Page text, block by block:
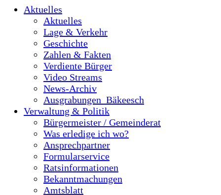
Aktuelles
Aktuelles
Lage & Verkehr
Geschichte
Zahlen & Fakten
Verdiente Bürger
Video Streams
News-Archiv
Ausgrabungen_Bäkeesch
Verwaltung & Politik
Bürgermeister / Gemeinderat
Was erledige ich wo?
Ansprechpartner
Formularservice
Ratsinformationen
Bekanntmachungen
Amtsblatt